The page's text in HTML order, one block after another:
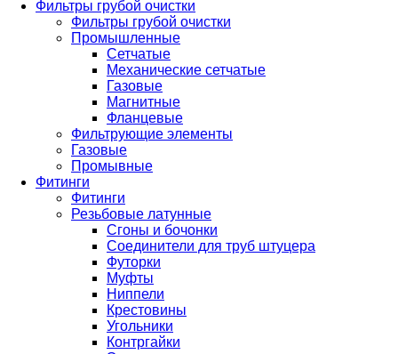
Фильтры грубой очистки
Фильтры грубой очистки
Промышленные
Сетчатые
Механические сетчатые
Газовые
Магнитные
Фланцевые
Фильтрующие элементы
Газовые
Промывные
Фитинги
Фитинги
Резьбовые латунные
Сгоны и бочонки
Соединители для труб штуцера
Футорки
Муфты
Ниппели
Крестовины
Угольники
Контргайки